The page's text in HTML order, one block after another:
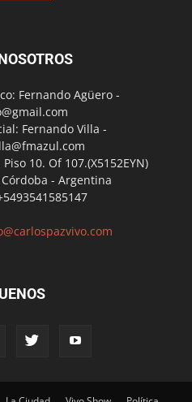
Fernando Agüero -
Fernando Villa -
10. Of 107.(X5152EYN)
- Argentina